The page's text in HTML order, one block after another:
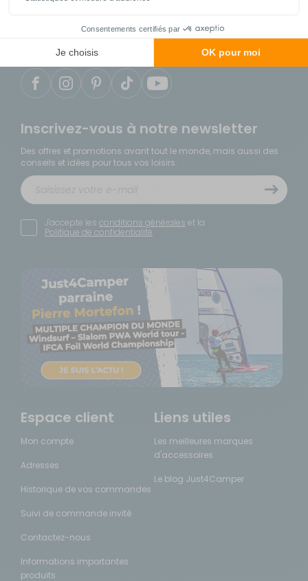
Notre service client est situé en France
Inscrivez-vous à notre newsletter
Des offres et promotions avant tout le monde, mais aussi des
conseils et idées pour tous vos loisirs.
J'accepte les conditions générales et la
Politique de confidentialité
Espace client
Mon compte
Adresses
Historique de vos commandes
Suivi de commande invité
Contactez-nous
Informations importantes
produits
Liens utiles
Les meilleures marques
d'accessoires
Le blog Just4Camper